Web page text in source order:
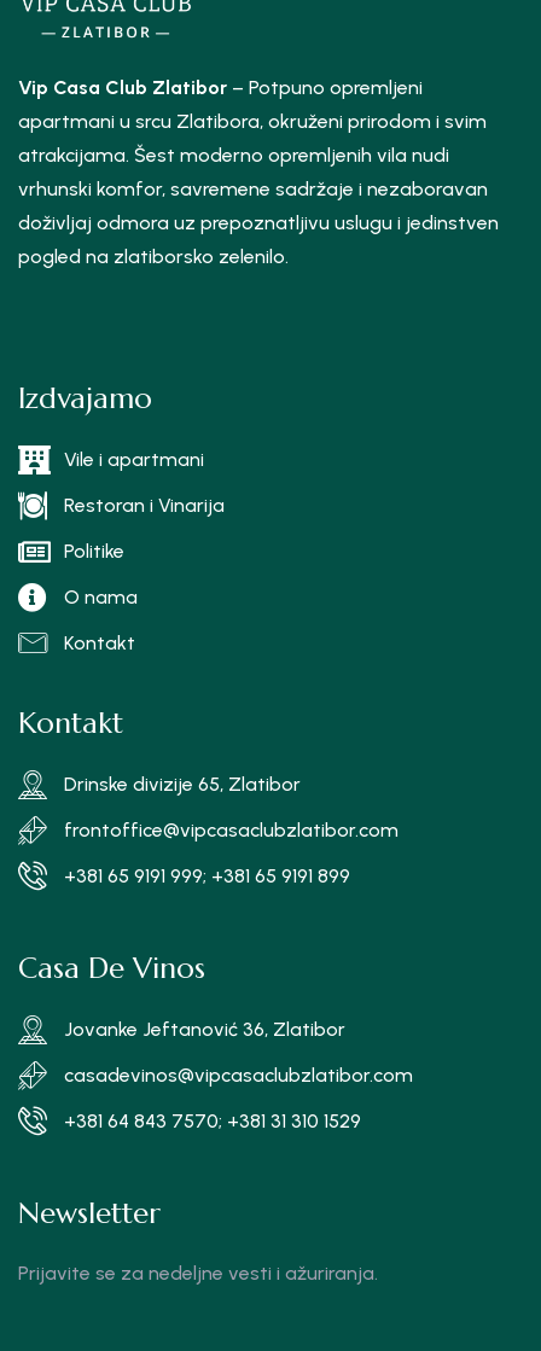
Vip Casa Club Zlatibor – Potpuno opremljeni
apartmani u srcu Zlatibora, okruženi prirodom i svim
atrakcijama. Šest moderno opremljenih vila nudi
vrhunski komfor, savremene sadržaje i nezaboravan
doživljaj odmora uz prepoznatljivu uslugu i jedinstven
pogled na zlatiborsko zelenilo.
Izdvajamo
Vile i apartmani
Restoran i Vinarija
Politike
O nama
Kontakt
Kontakt
Drinske divizije 65, Zlatibor
frontoffice@vipcasaclubzlatibor.com
+381 65 9191 999; +381 65 9191 899
Casa De Vinos
Jovanke Jeftanović 36, Zlatibor
casadevinos@vipcasaclubzlatibor.com
+381 64 843 7570; +381 31 310 1529
Newsletter
Prijavite se za nedeljne vesti i ažuriranja.